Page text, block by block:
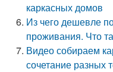
каркасных домов
Из чего дешевле
проживания. Что
Видео собираем
сочетание разных